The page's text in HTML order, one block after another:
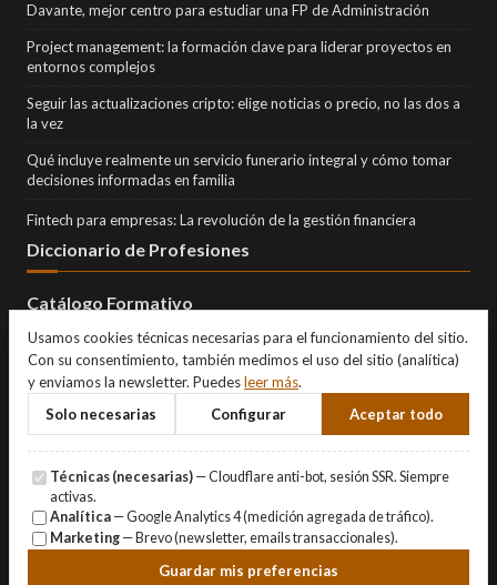
Davante, mejor centro para estudiar una FP de Administración
Project management: la formación clave para liderar proyectos en
entornos complejos
Seguir las actualizaciones cripto: elige noticias o precio, no las dos a
la vez
Qué incluye realmente un servicio funerario integral y cómo tomar
decisiones informadas en familia
Fintech para empresas: La revolución de la gestión financiera
Diccionario de Profesiones
Catálogo Formativo
Aviso Legal·Privacidad· Cookies ·Gestionar cookies
Usamos cookies técnicas necesarias para el funcionamiento del sitio.
Con su consentimiento, también medimos el uso del sitio (analítica)
y enviamos la newsletter. Puedesleer más.
Solo necesarias
Configurar Aceptar todo
Técnicas (necesarias) — Cloudflare anti-bot, sesión SSR. Siempre
activas.
Analítica — Google Analytics 4 (medición agregada de tráfico).
Marketing — Brevo (newsletter, emails transaccionales).
Guardar mis preferencias